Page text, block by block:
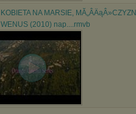
KOBIETA NA MARSIE,
WENUS (2010) nap....rmvb